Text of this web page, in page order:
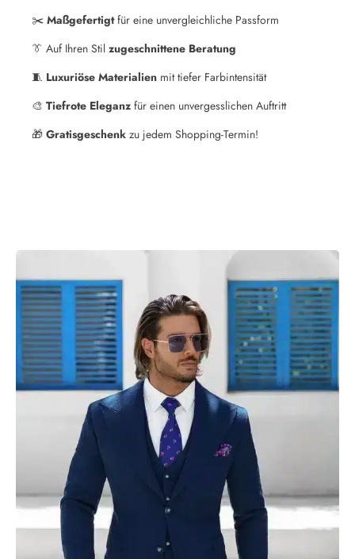
✂️ Maßgefertigtfür eine unvergleichliche Passform
👔 Auf Ihren Stil zugeschnittene Beratung
🧵 Luxuriöse Materialien mit tiefer Farbintensität
🎨 Tiefrote Eleganz für einen unvergesslichen Auftritt
🎁 Gratisgeschenk zu jedem Shopping-Termin!